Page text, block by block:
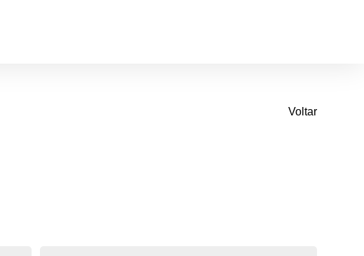
Voltar